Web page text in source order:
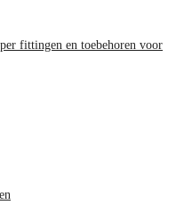
fittingen en toebehoren voor